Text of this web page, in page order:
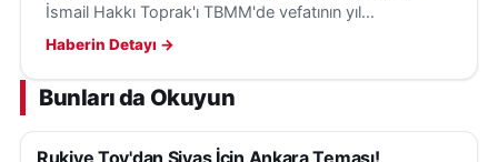
İsmail Hakkı Toprak'ı TBMM'de vefatının yıl
dönümünde andı ve Sivas'a olan katkılarını vurguladı.
Haberin Detayı →
Bunları da Okuyun
SIYASET
Rukiye Toy'dan Sivas İçin Ankara Teması!